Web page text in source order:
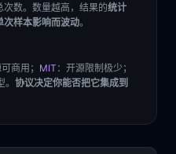
数。数量越高，结果的统计
次样本影响而波动。
商用； MIT ：开源限制极少；
协议决定你能否把它集成到